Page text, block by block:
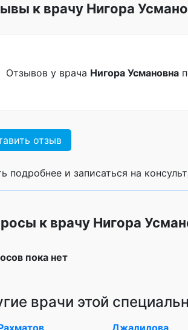
к врачу Нигора
Отзывов у врача Нигора Усмановна
отзыв
подробнее и записаться на
к врачу Нигора
пока нет
врачи этой
Джалилова